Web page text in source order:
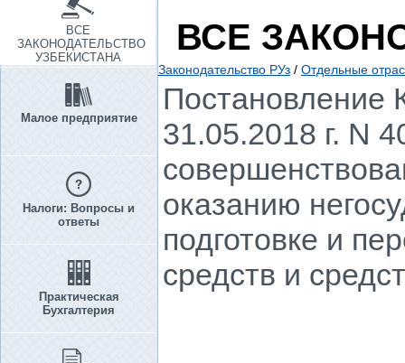
ВСЕ
ЗАКОНОДАТЕЛЬСТВО
УЗБЕКИСТАНА
Малое предприятие
Налоги: Вопросы и
ответы
Практическая
Бухгалтерия
ВСЕ
Законодательство РУз / Отдельные
Постановление
31.05.2018 г. N
оказанию
подготовке и
средств и